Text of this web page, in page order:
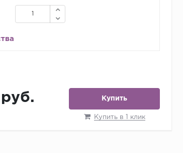
Купить
Купить в 1 клик